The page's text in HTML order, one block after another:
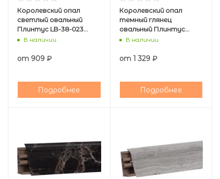
Королевский опал
светлый овальный
Плинтус LB-38-023
(загл.Мрамор белый
В наличии
от 909 ₽
Подробнее
Королевский опал
темный глянец
овальный Плинтус
KORNER 38-383
В наличии
от 1 329 ₽
Подробнее